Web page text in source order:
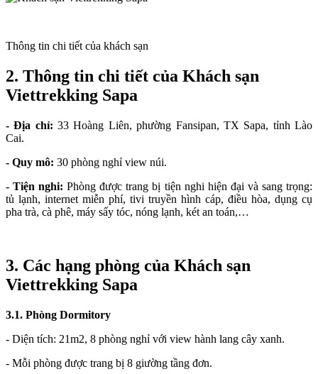
Thông tin chi tiết của khách sạn
2. Thông tin chi tiết của Khách sạn
Viettrekking Sapa
- Địa chỉ: 33 Hoàng Liên, phường Fansipan, TX Sapa, tỉnh Lào
Cai.
- Quy mô: 30 phòng nghỉ view núi.
- Tiện nghi: Phòng được trang bị tiện nghi hiện đại và sang trọng:
tủ lạnh, internet miễn phí, tivi truyền hình cáp, điều hòa, dụng cụ
pha trà, cà phê, máy sấy tóc, nóng lạnh, két an toán,…
3. Các hạng phòng của Khách sạn
Viettrekking Sapa
3.1. Phòng Dormitory
- Diện tích: 21m2, 8 phòng nghỉ với view hành lang cây xanh.
- Mỗi phòng được trang bị 8 giường tầng đơn.